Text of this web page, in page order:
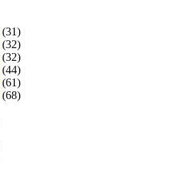
(31)
(32)
(32)
(44)
(61)
(68)